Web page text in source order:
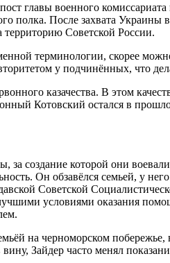
главы военного
полка. После захвата Украины
Советской России.
терминологии, скорее
у подчинённых, что
казачества. В этом
Котовский остался в
создание которой они
Он обзавёлся семьей, у
Советской
условиями оказания
на черноморском
Зайдер часто менял